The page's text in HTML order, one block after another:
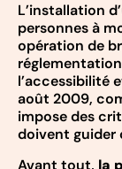
L’installation
personnes à
opération de
l’accessibilité
août 2009,
impose des
doivent guider
Avant tout, la